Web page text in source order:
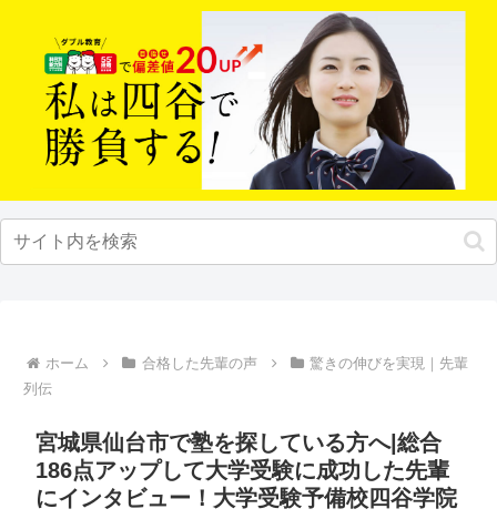
ホーム 合格した先輩の声
驚きの伸びを実現｜先輩
列伝
宮城県仙台市で塾を探している方へ|総合
186点アップして大学受験に成功した先輩
にインタビュー！大学受験予備校四谷学院